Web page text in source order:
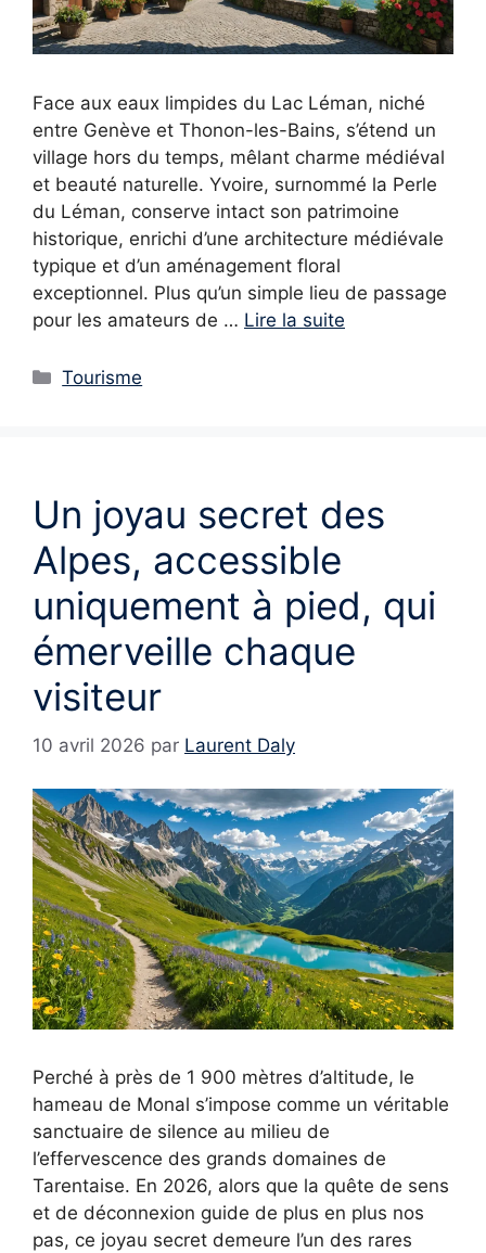
Face aux eaux limpides du Lac Léman, niché
entre Genève et Thonon-les-Bains, s’étend un
village hors du temps, mêlant charme médiéval
et beauté naturelle. Yvoire, surnommé la Perle
du Léman, conserve intact son patrimoine
historique, enrichi d’une architecture médiévale
typique et d’un aménagement floral
exceptionnel. Plus qu’un simple lieu de passage
pour les amateurs de … Lire la suite
Catégories
Tourisme
Un joyau secret des
Alpes, accessible
uniquement à pied, qui
émerveille chaque
visiteur
10 avril 2026 par Laurent Daly
Perché à près de 1 900 mètres d’altitude, le
hameau de Monal s’impose comme un véritable
sanctuaire de silence au milieu de
l’effervescence des grands domaines de
Tarentaise. En 2026, alors que la quête de sens
et de déconnexion guide de plus en plus nos
pas, ce joyau secret demeure l’un des rares